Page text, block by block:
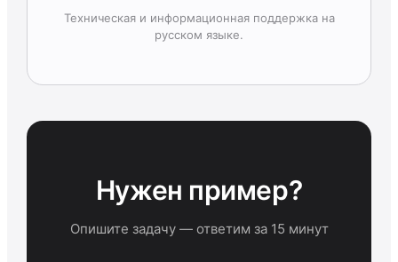
Техническая и информационная поддержка на
русском языке.
Нужен пример?
Опишите задачу — ответим за 15 минут